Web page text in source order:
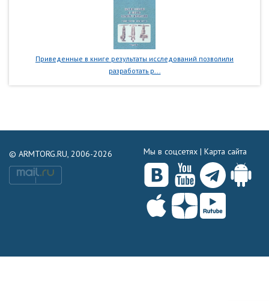
Приведенные в книге результаты исследований позволили
разработать р...
© ARMTORG.RU, 2006-2026 Мы в соцсетях | Карта сайта